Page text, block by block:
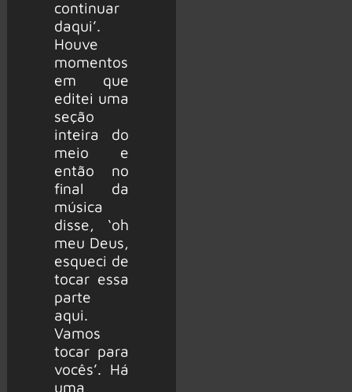
continuar
daqui’.
Houve
momentos
em que
editei uma
seção
inteira do
meio e
então no
final da
música
disse, ‘oh
meu Deus,
esqueci de
tocar essa
parte
aqui.
Vamos
tocar para
vocês’. Há
uma